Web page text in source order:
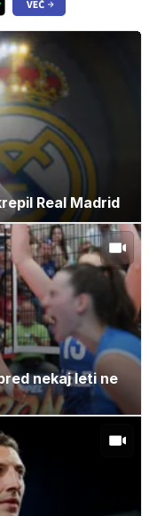
Real Madrid
nekaj leti ne